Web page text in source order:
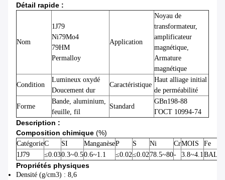
Détail rapide :
Nom
1J79
Ni79Mo4
79НМ
Permalloy
Application
Noyau de
transformateur,
amplificateur
magnétique,
Armature
magnétique
Condition
Lumineux oxydé
Doucement dur
Caractéristique
Haut alliage initial
de perméabilité
Forme
Bande, aluminium,
feuille, fil
Standard
GBn198-88
ГОСТ 10994-74
Description :
Composition chimique (%)
CatégorieC SI ManganèseP S Ni CrMOIS
Fe
1J79
≤0.030.3~0.50.6~1.1 ≤0.02≤0.0278.5~80- 3.8~4.1BAL.
Propriétés physiques
Densité (g/cm3) : 8,6